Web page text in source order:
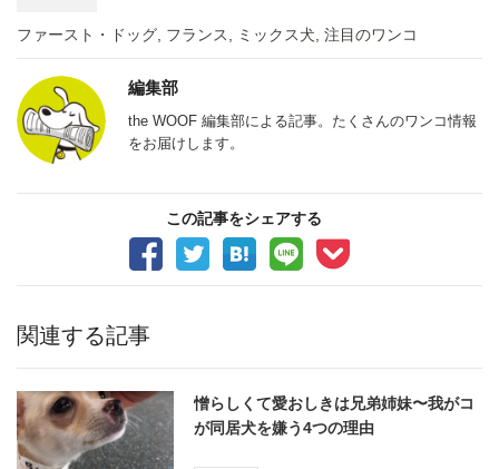
ファースト・ドッグ, フランス, ミックス犬, 注目のワンコ
編集部
the WOOF 編集部による記事。たくさんのワンコ情報
をお届けします。
この記事をシェアする
関連する記事
憎らしくて愛おしきは兄弟姉妹〜我がコ
が同居犬を嫌う4つの理由